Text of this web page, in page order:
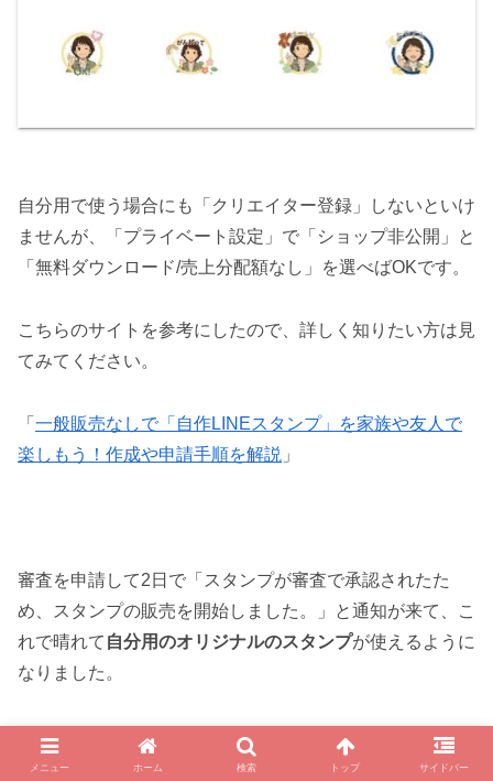
自分用で使う場合にも「クリエイター登録」しないといけ
ませんが、「プライベート設定」で「ショップ非公開」と
「無料ダウンロード/売上分配額なし」を選べばOKです。
こちらのサイトを参考にしたので、詳しく知りたい方は見
てみてください。
「 一般販売なしで「自作LINEスタンプ」を家族や友人で
楽しもう！作成や申請手順を解説 」
審査を申請して2日で「スタンプが審査で承認されたた
め、スタンプの販売を開始しました。」と通知が来て、こ
れで晴れて 自分用のオリジナルのスタンプが使えるように
なりました。
こんな感じでオリジナルのLINEスタンプができるんです
メニュー ホーム 検索 トップ サイドバー